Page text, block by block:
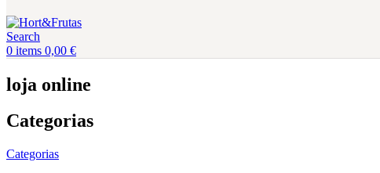
Search
0 items 0,00 €
loja online
Categorias
Categorias